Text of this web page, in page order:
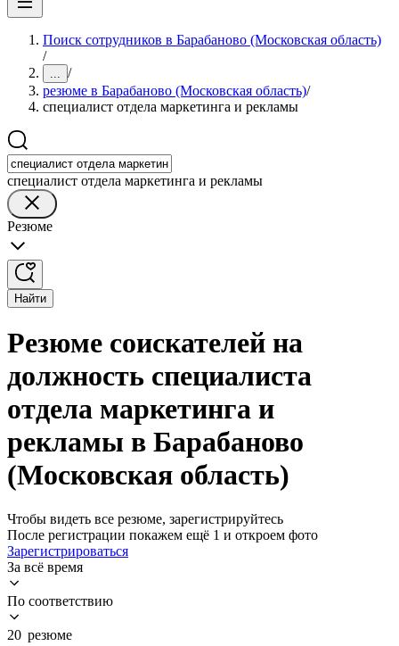
Поиск сотрудников в Барабаново (Московская область)
/
... /
резюме в Барабаново (Московская область)/
специалист отдела маркетинга и рекламы
специалист отдела маркетинга и рекламы
Резюме
Найти
Резюме соискателей на
должность специалиста
отдела маркетинга и
рекламы в Барабаново
(Московская область)
Чтобы видеть все резюме, зарегистрируйтесь
После регистрации покажем ещё 1 и откроем фото
Зарегистрироваться
За всё время
По соответствию
20 резюме